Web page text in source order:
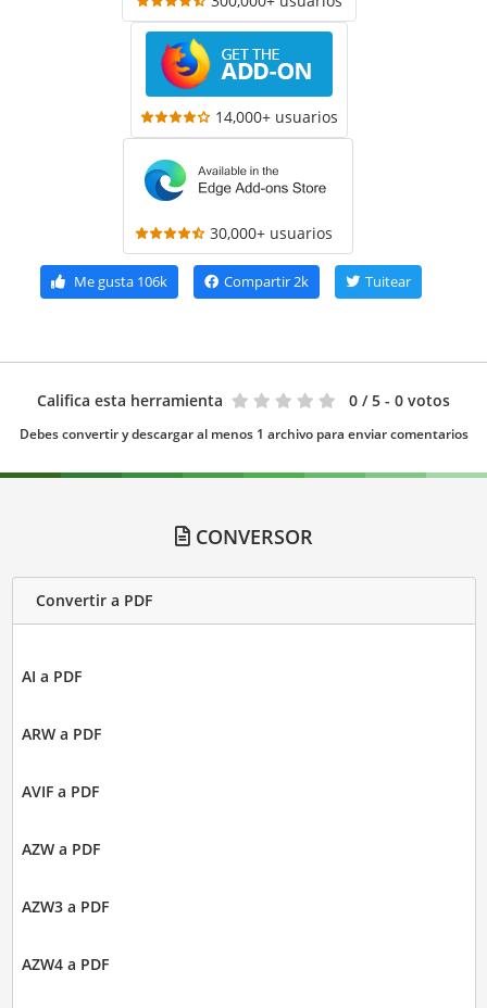
14,000+ usuarios
30,000+ usuarios
Me gusta106k Compartir2k Tuitear
Califica esta herramienta 0 / 5 - 0 votos
Debes convertir y descargar al menos 1 archivo para enviar comentarios
CONVERSOR
Convertir a PDF
AI a PDF
ARW a PDF
AVIF a PDF
AZW a PDF
AZW3 a PDF
AZW4 a PDF